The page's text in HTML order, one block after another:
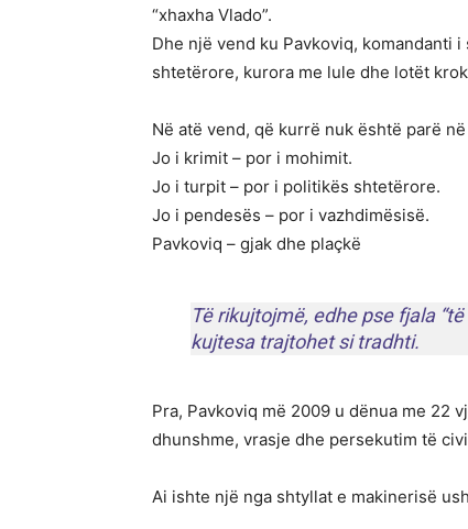
“xhaxha Vlado”.
Dhe një vend ku Pavkoviq, komandanti
shtetërore, kurora me lule dhe lotët
Në atë vend, që kurrë nuk është parë
Jo i krimit – por i mohimit.
Jo i turpit – por i politikës shtetërore.
Jo i pendesës – por i vazhdimësisë.
Pavkoviq – gjak dhe plaçkë
Të rikujtojmë, edhe pse fjala
kujtesa trajtohet si tradhti.
Pra, Pavkoviq më 2009 u dënua me 22
dhunshme, vrasje dhe persekutim të
Ai ishte një nga shtyllat e makinerisë